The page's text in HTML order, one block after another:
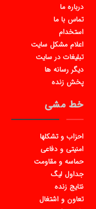
درباره ما
تماس با ما
استخدام
اعلام مشکل سایت
تبلیغات در سایت
دیگر رسانه ها
پخش زنده
خط مشی
احزاب و تشکلها
امنیتی و دفاعی
حماسه و مقاومت
جداول لیگ
نتایج زنده
تعاون و اشتغال